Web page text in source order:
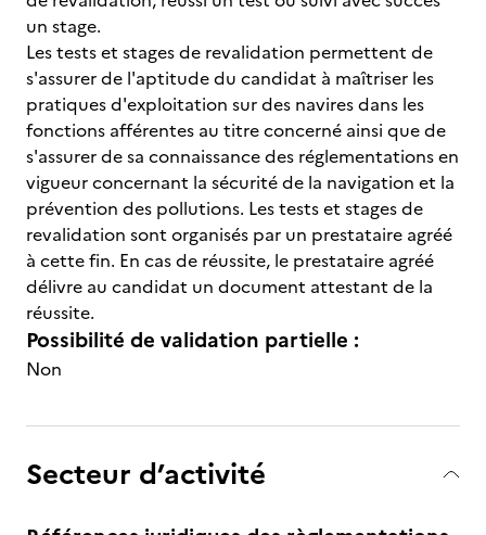
un stage.
Les tests et stages de revalidation permettent de
s'assurer de l'aptitude du candidat à maîtriser les
pratiques d'exploitation sur des navires dans les
fonctions afférentes au titre concerné ainsi que de
s'assurer de sa connaissance des réglementations en
vigueur concernant la sécurité de la navigation et la
prévention des pollutions. Les tests et stages de
revalidation sont organisés par un prestataire agréé
à cette fin. En cas de réussite, le prestataire agréé
délivre au candidat un document attestant de la
réussite.
Possibilité de validation partielle :
Non
Secteur d’activité